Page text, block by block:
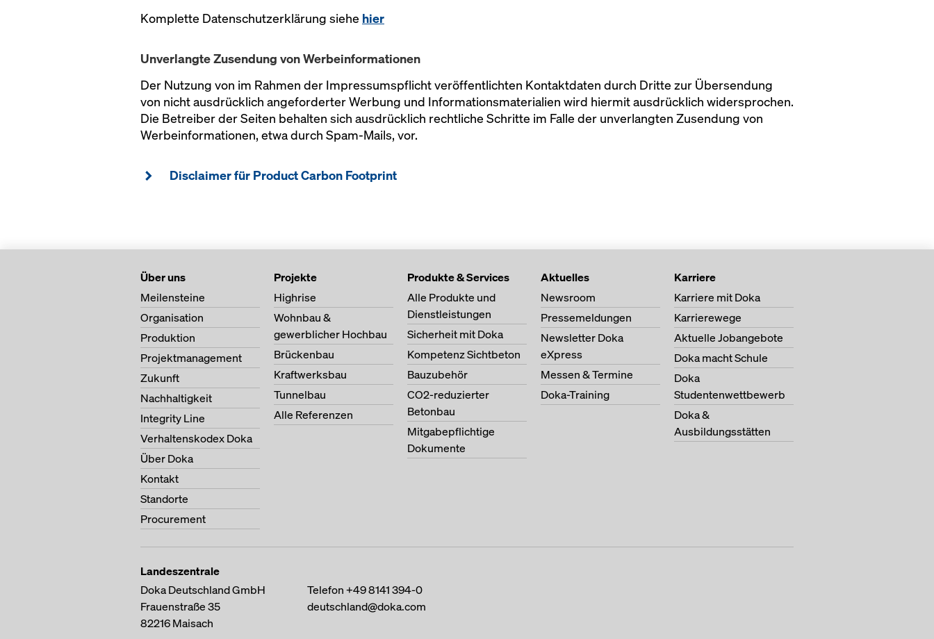
Komplette Datenschutzerklärung siehe hier
Unverlangte Zusendung von Werbeinformationen
Der Nutzung von im Rahmen der Impressumspflicht veröffentlichten Kontaktdaten durch Dritte zur Übersendung
von nicht ausdrücklich angeforderter Werbung und Informationsmaterialien wird hiermit ausdrücklich widersprochen.
Die Betreiber der Seiten behalten sich ausdrücklich rechtliche Schritte im Falle der unverlangten Zusendung von
Werbeinformationen, etwa durch Spam-Mails, vor.
Disclaimer für Product Carbon Footprint
Über uns
Meilensteine
Organisation
Produktion
Projektmanagement
Zukunft
Nachhaltigkeit
Integrity Line
Verhaltenskodex Doka
Über Doka
Kontakt
Standorte
Procurement
Projekte
Highrise
Wohnbau &
gewerblicher Hochbau
Brückenbau
Kraftwerksbau
Tunnelbau
Alle Referenzen
Produkte & Services
Alle Produkte und
Dienstleistungen
Sicherheit mit Doka
Kompetenz Sichtbeton
Bauzubehör
CO2-reduzierter
Betonbau
Mitgabepflichtige
Dokumente
Aktuelles
Newsroom
Pressemeldungen
Newsletter Doka
eXpress
Messen & Termine
Doka-Training
Karriere
Karriere mit Doka
Karrierewege
Aktuelle Jobangebote
Doka macht Schule
Doka
Studentenwettbewerb
Doka &
Ausbildungsstätten
Landeszentrale
Doka Deutschland GmbH
Frauenstraße 35
82216Maisach
Telefon+49 8141 394-0
deutschland@doka.com